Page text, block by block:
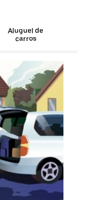
Aluguel de
carros